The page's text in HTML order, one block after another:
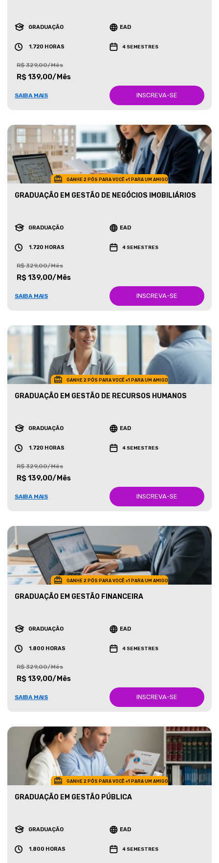
GRADUAÇÃO EAD
1.720 HORAS 4 SEMESTRES
R$ 329,00/Mês
R$ 139,00/Mês
SAIBA MAIS INSCREVA-SE
GANHE 2 PÓS PARA VOCÊ +1 PARA UM AMIGO
GRADUAÇÃO EM GESTÃO DE NEGÓCIOS IMOBILIÁRIOS
GRADUAÇÃO EAD
1.720 HORAS 4 SEMESTRES
R$ 329,00/Mês
R$ 139,00/Mês
SAIBA MAIS INSCREVA-SE
GANHE 2 PÓS PARA VOCÊ +1 PARA UM AMIGO
GRADUAÇÃO EM GESTÃO DE RECURSOS HUMANOS
GRADUAÇÃO EAD
1.720 HORAS 4 SEMESTRES
R$ 329,00/Mês
R$ 139,00/Mês
SAIBA MAIS INSCREVA-SE
GANHE 2 PÓS PARA VOCÊ +1 PARA UM AMIGO
GRADUAÇÃO EM GESTÃO FINANCEIRA
GRADUAÇÃO EAD
1.800 HORAS 4 SEMESTRES
R$ 329,00/Mês
R$ 139,00/Mês
SAIBA MAIS INSCREVA-SE
GANHE 2 PÓS PARA VOCÊ +1 PARA UM AMIGO
GRADUAÇÃO EM GESTÃO PÚBLICA
GRADUAÇÃO EAD
1.800 HORAS 4 SEMESTRES